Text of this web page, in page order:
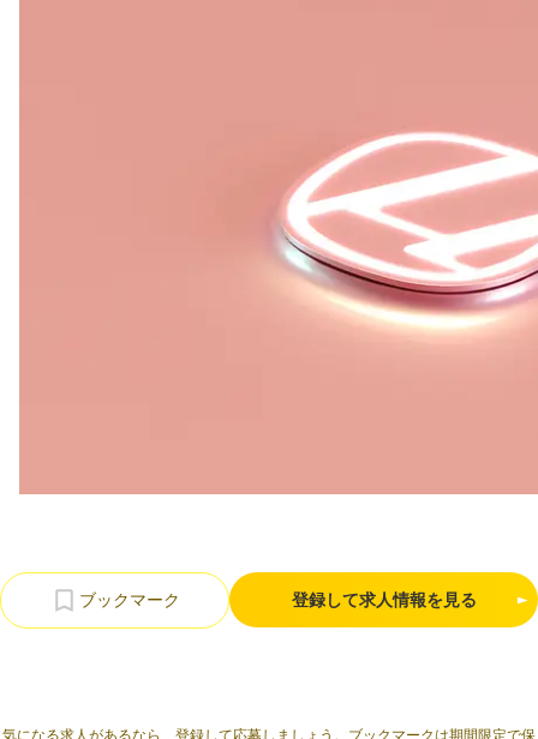
登録して求人情報を見る
気になる求人があるなら、登録して応募しましょう。ブックマークは期間限定で保